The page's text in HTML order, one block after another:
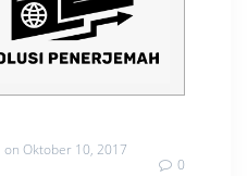
on Oktober 10, 2017
0